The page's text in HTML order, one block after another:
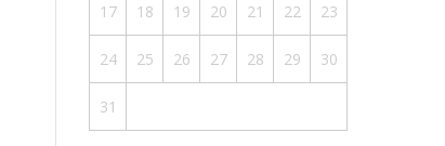
17 18 19 20 21 22 23
24 25 26 27 28 29 30
31